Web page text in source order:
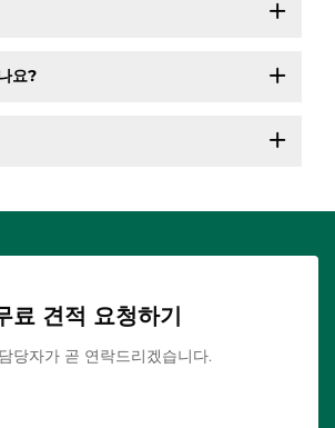
요?
료 견적 요청하기
당자가 곧 연락드리겠습니다.